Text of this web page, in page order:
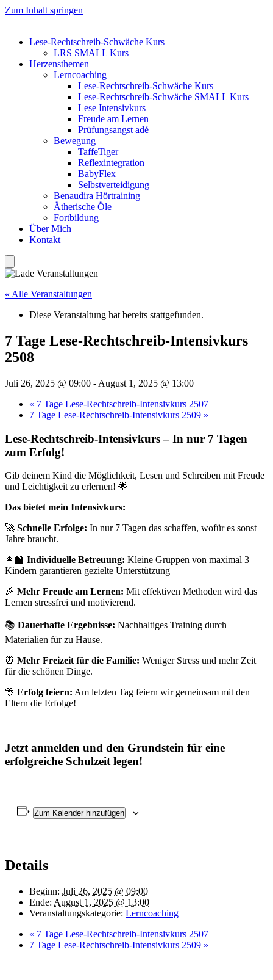
Zum Inhalt springen
Lese-Rechtschreib-Schwäche Kurs
LRS SMALL Kurs
Herzensthemen
Lerncoaching
Lese-Rechtschreib-Schwäche Kurs
Lese-Rechtschreib-Schwäche SMALL Kurs
Lese Intensivkurs
Freude am Lernen
Prüfungsangst adé
Bewegung
TaffeTiger
Reflexintegration
BabyFlex
Selbstverteidigung
Benaudira Hörtraining
Ätherische Öle
Fortbildung
Über Mich
Kontakt
« Alle Veranstaltungen
Diese Veranstaltung hat bereits stattgefunden.
7 Tage Lese-Rechtschreib-Intensivkurs
2508
Juli 26, 2025 @ 09:00 - August 1, 2025 @ 13:00
« 7 Tage Lese-Rechtschreib-Intensivkurs 2507
7 Tage Lese-Rechtschreib-Intensivkurs 2509 »
Lese-Rechtschreib-Intensivkurs – In nur 7 Tagen
zum Erfolg!
Gib deinem Kind die Möglichkeit, Lesen und Schreiben mit Freude
und Leichtigkeit zu erlernen! 🌟
Das bietet mein Intensivkurs:
🚀 Schnelle Erfolge: In nur 7 Tagen das schaffen, wofür es sonst
Jahre braucht.
👩‍🏫 Individuelle Betreuung: Kleine Gruppen von maximal 3
Kindern garantieren gezielte Unterstützung
🎉 Mehr Freude am Lernen: Mit effektiven Methoden wird das
Lernen stressfrei und motivierend.
📚 Dauerhafte Ergebnisse: Nachhaltiges Training durch
Materialien für zu Hause.
⏰ Mehr Freizeit für die Familie: Weniger Stress und mehr Zeit
für die schönen Dinge.
🎊 Erfolg feiern: Am letzten Tag feiern wir gemeinsam mit den
Eltern die Erfolge!
Jetzt anmelden und den Grundstein für eine
erfolgreiche Schulzeit legen!
Zum Kalender hinzufügen
Details
Beginn: Juli 26, 2025 @ 09:00
Ende: August 1, 2025 @ 13:00
Veranstaltungskategorie: Lerncoaching
« 7 Tage Lese-Rechtschreib-Intensivkurs 2507
7 Tage Lese-Rechtschreib-Intensivkurs 2509 »